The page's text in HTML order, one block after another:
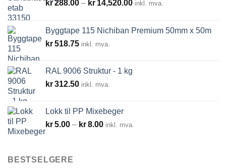
kr288.00 – kr 14,520.00Prisområde:
kr14,520.00
inkl. mva.
Byggtape 115 Nichiban Premium 50mm x 50m
kr518.75 inkl. mva.
RAL 9006 Struktur - 1 kg
kr312.50 inkl. mva.
Lokk til PP Mixebeger
kr5.00 – kr8.00Prisområde:
inkl. mva.
BESTSELGERE